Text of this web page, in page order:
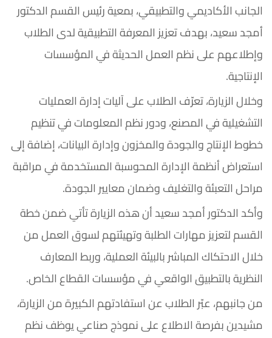
الجانب الأكاديمي والتطبيقي، بمعية رئيس القسم الدكتور
أمجد سعيد، بهدف تعزيز المعرفة التطبيقية لدى الطلاب
وإطلاعهم على نظم العمل الحديثة في المؤسسات
الإنتاجية.
وخلال الزيارة، تعرّف الطلاب على آليات إدارة العمليات
التشغيلية في المصنع، ودور نظم المعلومات في تنظيم
خطوط الإنتاج والجودة والمخزون وإدارة البيانات، إضافة إلى
استعراض أنظمة الإدارة المحوسبة المستخدمة في مراقبة
مراحل التعبئة والتغليف وضمان معايير الجودة.
وأكد الدكتور أمجد سعيد أن هذه الزيارة تأتي ضمن خطة
القسم لتعزيز مهارات الطلبة وتهيئتهم لسوق العمل من
خلال الاحتكاك المباشر بالبيئة العملية، وربط المعارف
النظرية بالتطبيق الواقعي في مؤسسات القطاع الخاص.
من جانبهم، عبّر الطلاب عن استفادتهم الكبيرة من الزيارة،
مشيدين بفرصة الاطلاع على نموذج صناعي يوظف نظم